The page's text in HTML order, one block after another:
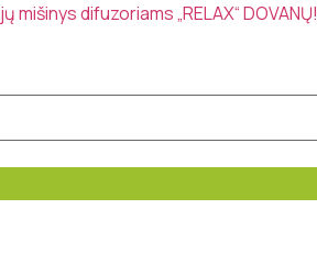
difuzoriams „RELAX“ DOVANŲ!